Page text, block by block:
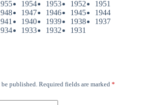
1954 1953 1952
1951
1947 1946 1945
1944
1940 1939 1938
1937
1933 1932 1931
published. Required fields are marked *